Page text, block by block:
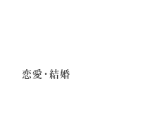
恋愛・結婚